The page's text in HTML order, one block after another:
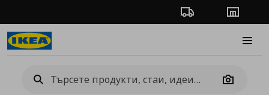
Проследяване на
Camera